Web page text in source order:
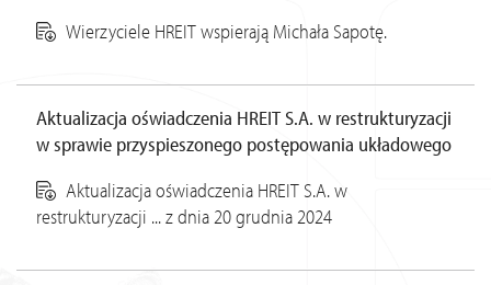
Wierzyciele HREIT wspierają Michała Sapotę.
Aktualizacja oświadczenia HREIT S.A. w restrukturyzacji
w sprawie przyspieszonego postępowania układowego
Aktualizacja oświadczenia HREIT S.A. w
restrukturyzacji ... z dnia 20 grudnia 2024